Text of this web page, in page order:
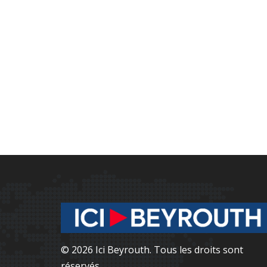
© 2026 Ici Beyrouth. Tous les droits sont